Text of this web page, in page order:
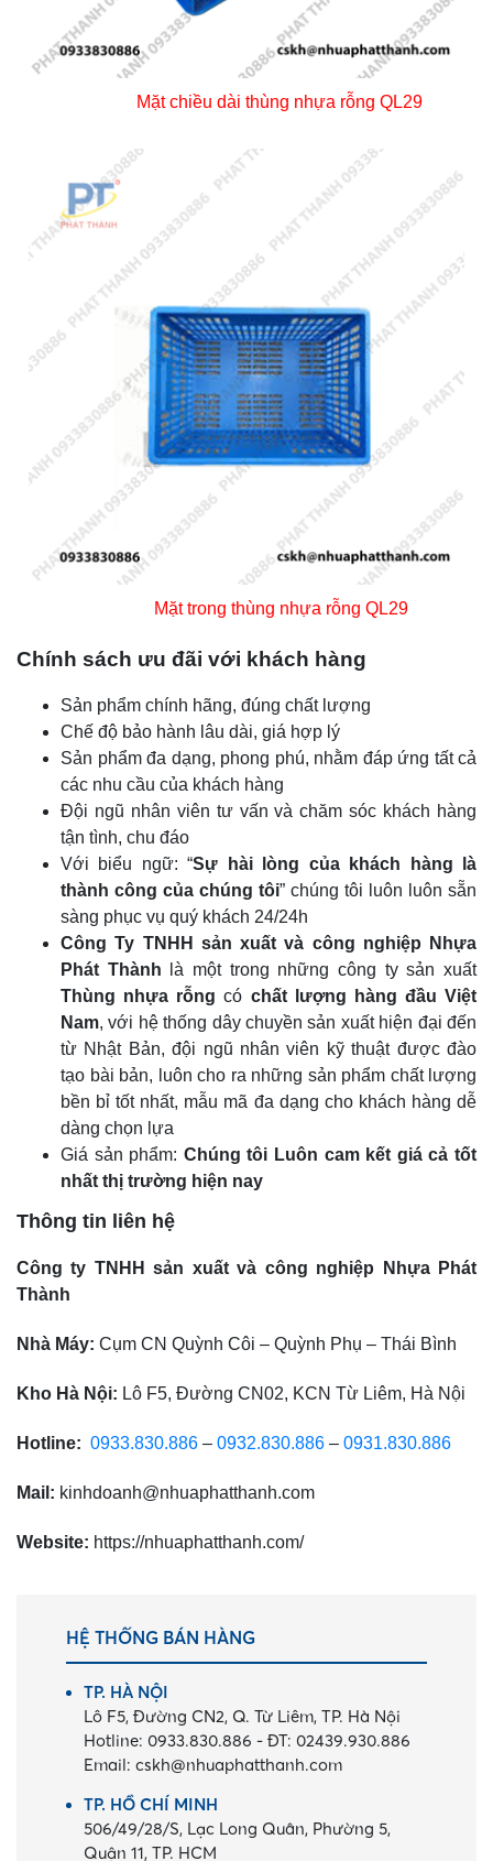
Mặt chiều dài thùng nhựa rỗng QL29
Mặt trong thùng nhựa rỗng QL29
Chính sách ưu đãi với khách hàng
Sản phẩm chính hãng, đúng chất lượng
Chế độ bảo hành lâu dài, giá hợp lý
Sản phẩm đa dạng, phong phú, nhằm đáp ứng tất cả
các nhu cầu của khách hàng
Đội ngũ nhân viên tư vấn và chăm sóc khách hàng
tận tình, chu đáo
Với biểu ngữ: “Sự hài lòng của khách hàng là
thành công của chúng tôi” chúng tôi luôn luôn sẵn
sàng phục vụ quý khách 24/24h
Công Ty TNHH sản xuất và công nghiệp Nhựa
Phát Thành là một trong những công ty sản xuất
Thùng nhựa rỗngcó chất lượng hàng đầu Việt
Nam, với hệ thống dây chuyền sản xuất hiện đại đến
từ Nhật Bản, đội ngũ nhân viên kỹ thuật được đào
tạo bài bản, luôn cho ra những sản phẩm chất lượng
bền bỉ tốt nhất, mẫu mã đa dạng cho khách hàng dễ
dàng chọn lựa
Giá sản phẩm: Chúng tôi Luôn cam kết giá cả tốt
nhất thị trường hiện nay
Thông tin liên hệ
Công ty TNHH sản xuất và công nghiệp Nhựa Phát
Thành
Nhà Máy: Cụm CN Quỳnh Côi – Quỳnh Phụ – Thái Bình
Kho Hà Nội: Lô F5, Đường CN02, KCN Từ Liêm, Hà Nội
Hotline: 0933.830.886 – 0932.830.886 – 0931.830.886
Mail: kinhdoanh@nhuaphatthanh.com
Website: https://nhuaphatthanh.com/
HỆ THỐNG BÁN HÀNG
TP. HÀ NỘI
Lô F5, Đường CN2, Q. Từ Liêm, TP. Hà Nội
Hotline: 0933.830.886 -ĐT: 02439.930.886
Email:cskh@nhuaphatthanh.com
TP. HỒ CHÍ MINH
506/49/28/S, Lạc Long Quân, Phường 5,
Quận 11, TP. HCM